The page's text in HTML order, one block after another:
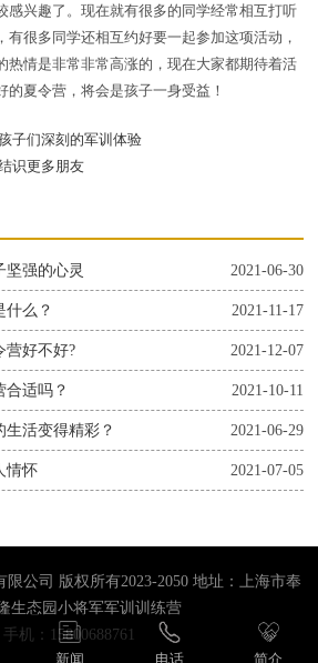
感兴趣了。现在就有很多的同学经常相互打听
有很多同学还相互约好要一起参加这项活动，
热情是非常非常高涨的，现在大家都期待着活
的夏令营，将会是孩子一身受益！
子们深刻的军训体验
识更多朋友
2021-06-30
坚强的心灵
2021-11-17
什么？
2021-12-07
营好不好?
2021-10-11
合适吗？
2021-06-29
活变得精彩？
2021-07-05
情怀
公司 版权所有2023-2050 地址：上海市奉
生态园小将军军训训练营
手机：15800688761
新闻 电话 简介